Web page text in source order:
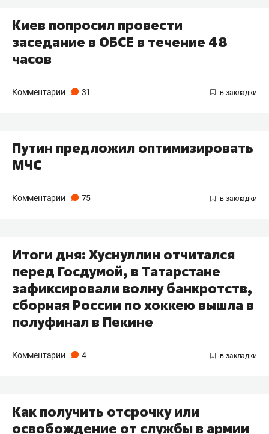
Киев попросил провести
заседание в ОБСЕ в течение 48
часов
Комментарии 31
Путин предложил оптимизировать
МЧС
Комментарии 75
Итоги дня: Хуснуллин отчитался
перед Госдумой, в Татарстане
зафиксировали волну банкротств,
сборная России по хоккею вышла в
полуфинал в Пекине
Комментарии 4
Как получить отсрочку или
освобождение от службы в армии